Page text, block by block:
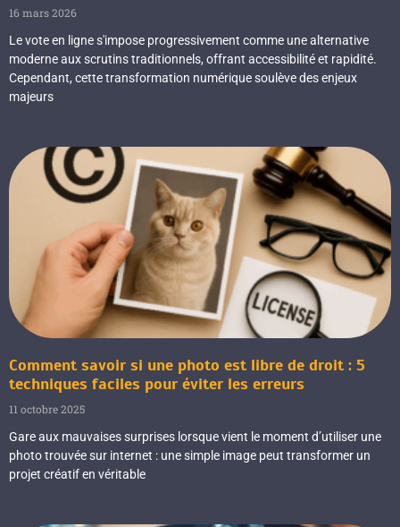
16 mars 2026
Le vote en ligne s'impose progressivement comme une alternative
moderne aux scrutins traditionnels, offrant accessibilité et rapidité.
Cependant, cette transformation numérique soulève des enjeux
majeurs
Comment savoir si une photo est libre de droit : 5
techniques faciles pour éviter les erreurs
11 octobre 2025
Gare aux mauvaises surprises lorsque vient le moment d’utiliser une
photo trouvée sur internet : une simple image peut transformer un
projet créatif en véritable